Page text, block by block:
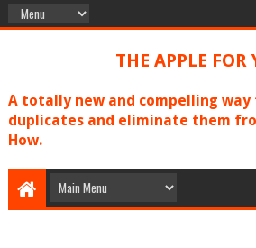
THE APPLE FOR
A totally new and compelling
duplicates and eliminate them
How.